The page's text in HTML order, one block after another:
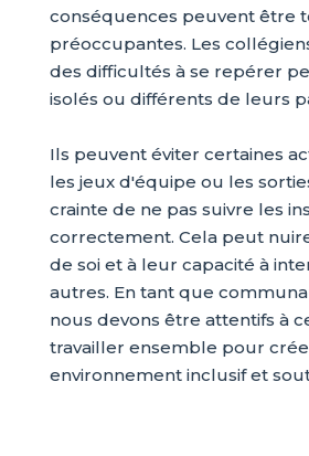
conséquences peuvent être
préoccupantes. Les
des difficultés à se repérer
isolés ou différents de leurs
Ils peuvent éviter certaines
les jeux d'équipe ou les
crainte de ne pas suivre les
correctement. Cela peut
de soi et à leur capacité à
autres. En tant que
nous devons être attentifs à
travailler ensemble pour
environnement inclusif et